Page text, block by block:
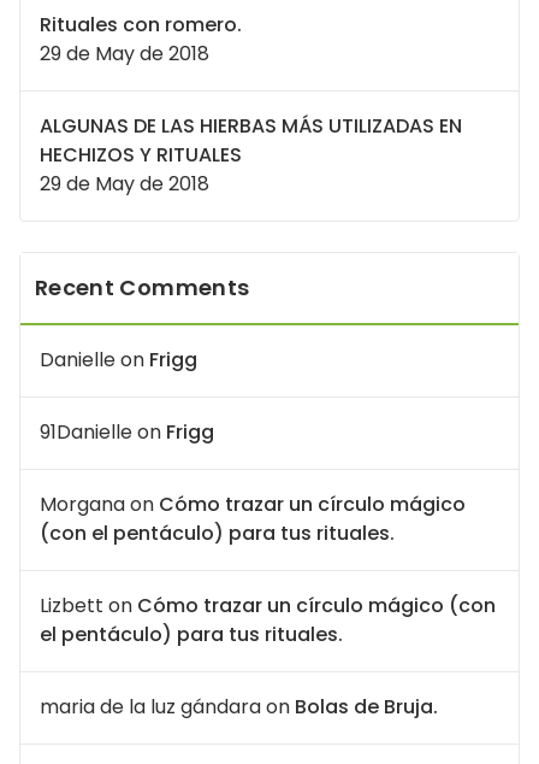
Rituales con romero.
29 de May de 2018
ALGUNAS DE LAS HIERBAS MÁS UTILIZADAS EN
HECHIZOS Y RITUALES
29 de May de 2018
Recent Comments
Danielleon Frigg
91Danielleon Frigg
Morganaon Cómo trazar un círculo mágico
(con el pentáculo) para tus rituales.
Lizbett on Cómo trazar un círculo mágico (con
el pentáculo) para tus rituales.
maria de la luz gándaraon Bolas de Bruja.